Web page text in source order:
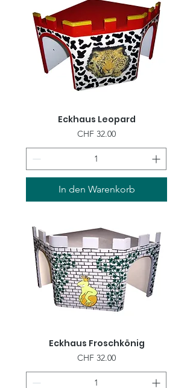
Eckhaus Leopard
Preis
CHF 32.00
In den Warenkorb
Eckhaus Froschkönig
Preis
CHF 32.00